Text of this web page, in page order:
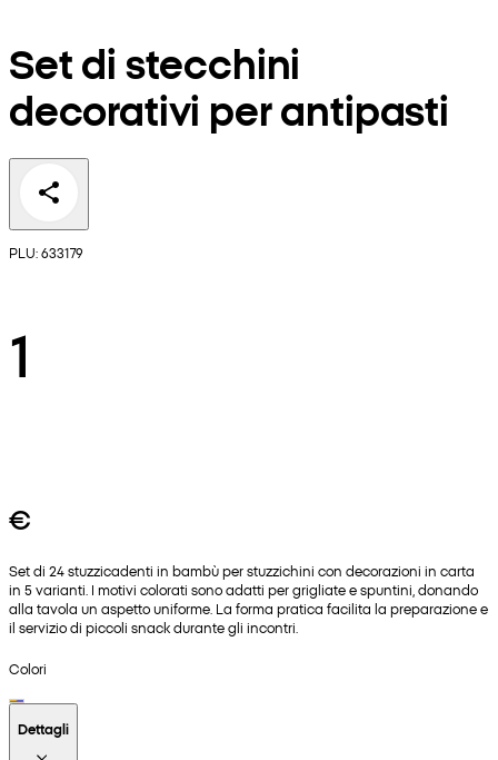
Set di stecchini
decorativi per antipasti
PLU: 633179
1
€
Set di 24 stuzzicadenti in bambù per stuzzichini con decorazioni in carta
in 5 varianti. I motivi colorati sono adatti per grigliate e spuntini, donando
alla tavola un aspetto uniforme. La forma pratica facilita la preparazione e
il servizio di piccoli snack durante gli incontri.
Colori
Dettagli